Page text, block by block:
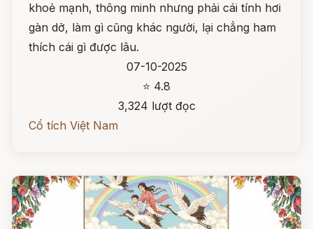
khoẻ mạnh, thông minh nhưng phải cái tính hơi
gàn dở, làm gì cũng khác người, lại chẳng ham
thích cái gì được lâu.
07-10-2025
⭐ 4.8
3,324 lượt đọc
Cổ tích Việt Nam